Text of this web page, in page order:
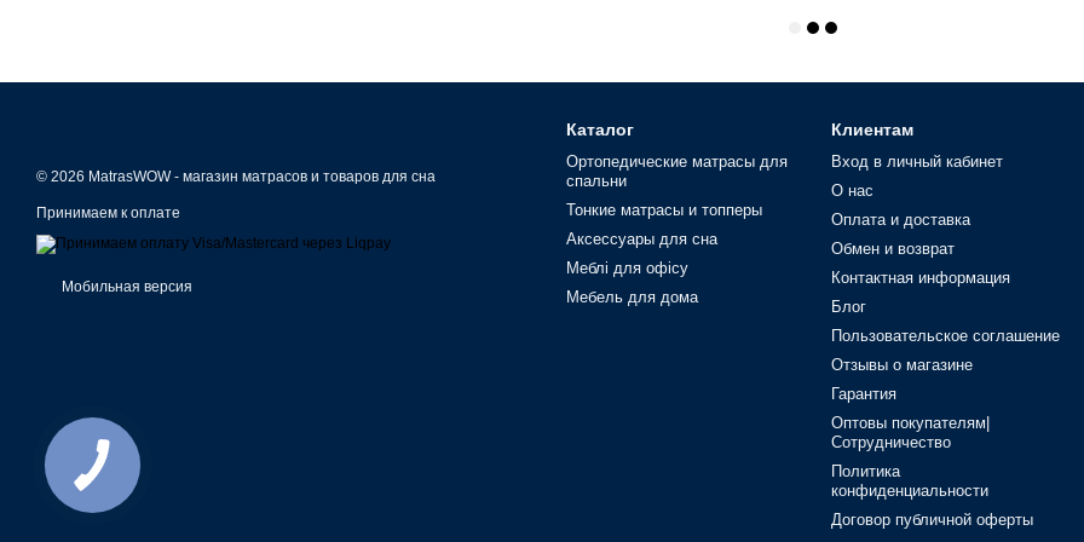
более 20 минут.
Главные
Этот функциональный
с документами, цветы,
оригинальное
регулируемые ножки,
материал класса Е1 не
богатая фактура цвета,
Размеры стеллажа
Высота: 1794 мм;
© 2026 MatrasWOW - магазин матрасов и товаров для сна
Принимаем к оплате
Мобильная версия
Каталог
Ортопедические матрасы для
спальни
Тонкие матрасы и топперы
Аксессуары для сна
Меблі для офісу
Мебель для дома
Клиентам
Вход в личный кабинет
О нас
Оплата и доставка
Обмен и возврат
Контактная информация
Блог
Пользовательское соглашение
Отзывы о магазине
Гарантия
Оптовы покупателям|
Сотрудничество
Политика
конфиденциальности
Договор публичной оферты